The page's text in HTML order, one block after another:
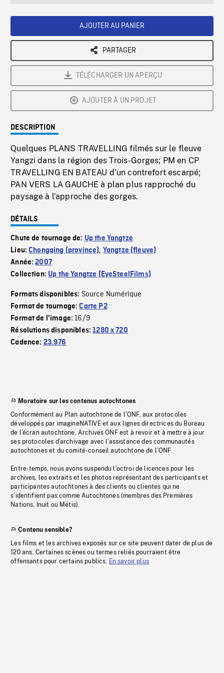
AJOUTER AU PANIER
PARTAGER
TÉLÉCHARGER UN APERÇU
AJOUTER À UN PROJET
DESCRIPTION
Quelques PLANS TRAVELLING filmés sur le fleuve
Yangzi dans la région des Trois-Gorges; PM en CP
TRAVELLING EN BATEAU d’un contrefort escarpé;
PAN VERS LA GAUCHE à plan plus rapproché du
paysage à l’approche des gorges.
DÉTAILS
Chute de tournage de: Up the Yangtze
Lieu:Chongqing (province), Yangtze (fleuve)
Année:2007
Collection: Up the Yangtze (EyeSteelFilms)
Formats disponibles: Source Numérique
Format de tournage:Carte P2
Format de l'image:16/9
Résolutions disponibles:1280 x 720
Cadence: 23.976
Moratoire sur les contenus autochtones
Conformément au Plan autochtone de l’ONF, aux protocoles
développés par imagineNATIVE et aux lignes directrices du Bureau
de l’écran autochtone, Archives ONF est à revoir et à mettre à jour
ses protocoles d’archivage avec l’assistance des communautés
autochtones et du comité-conseil autochtone de l’ONF.
Entre-temps, nous avons suspendu l’octroi de licences pour les
archives, les extraits et les photos représentant des participants et
participantes autochtones à des clients ou clientes qui ne
s’identifient pas comme Autochtones (membres des Premières
Nations, Inuit ou Métis).
Contenu sensible?
Les films et les archives exposés sur ce site peuvent dater de plus de
120 ans. Certaines scènes ou termes reliés pourraient être
offensants pour certains publics. En savoir plus